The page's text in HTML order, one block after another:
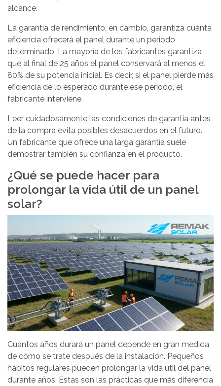
alcance.
La garantía de rendimiento, en cambio, garantiza cuánta
eficiencia ofrecerá el panel durante un periodo
determinado. La mayoría de los fabricantes garantiza
que al final de 25 años el panel conservará al menos el
80% de su potencia inicial. Es decir, si el panel pierde más
eficiencia de lo esperado durante ese periodo, el
fabricante interviene.
Leer cuidadosamente las condiciones de garantía antes
de la compra evita posibles desacuerdos en el futuro.
Un fabricante que ofrece una larga garantía suele
demostrar también su confianza en el producto.
¿Qué se puede hacer para
prolongar la vida útil de un panel
solar?
Cuántos años durará un panel depende en gran medida
de cómo se trate después de la instalación. Pequeños
hábitos regulares pueden prolongar la vida útil del panel
durante años. Estas son las prácticas que más diferencia